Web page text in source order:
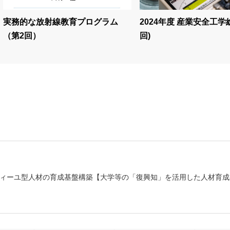
実務的な放射線教育プログラム
（第2回）
2024年度 産業安全工学
回)
ーユ型人材の育成基盤構築【大学等の「復興知」を活用した人材育